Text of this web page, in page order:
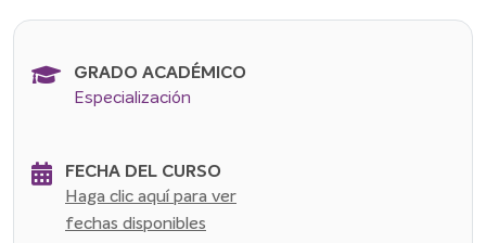
GRADO ACADÉMICO
Especialización
FECHA DEL CURSO
Haga clic aquí para ver
fechas disponibles